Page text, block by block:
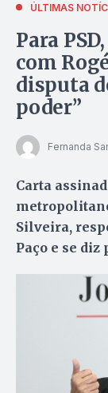
ÚLTIMAS
Para
com
disputa
poder”
Fernanda
Carta
Silveira,
Paço e se